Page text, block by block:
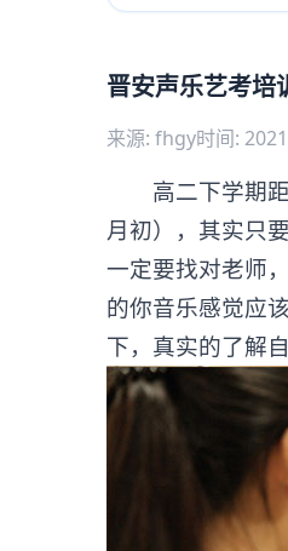
晋安声乐艺考培
来源: fhgy时间:
高二下学期距
月初），其实只
一定要找对老师
的你音乐感觉应
下，真实的了解